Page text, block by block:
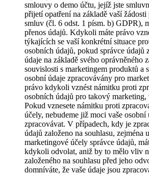
smlouvy o demo účtu, jejíž jste
přijetí opatření na základě vaší
smluv (čl. 6 odst. 1 písm. b) GDPR),
přenos údajů. Kdykoli máte právo
týkajících se vaší konkrétní situace
osobních údajů, pokud správce údajů
údaje na základě svého oprávněného
souvislosti s marketingem produktů a
osobní údaje zpracovávány pro
právo kdykoli vznést námitku proti
osobních údajů pro takový
Pokud vznesete námitku proti
účely, nebudeme již moci vaše
zpracovávat. V případech, kdy je
údajů založeno na souhlasu, zejména
marketingové účely správce údajů,
kdykoli odvolat, aniž by to mělo vliv
založeného na souhlasu před jeho
domníváte, že vaše údaje jsou